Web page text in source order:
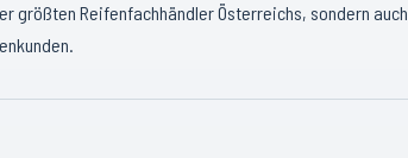
größten Reifenfachhändler Österreichs, sondern auch